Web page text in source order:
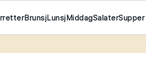
BrunsjLunsjMiddagSalaterSupper